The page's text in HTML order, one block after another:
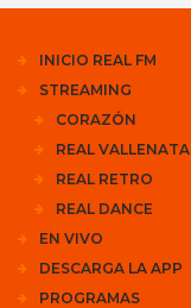
INICIO REAL FM
STREAMING
CORAZÓN
REAL VALLENATA
REAL RETRO
REAL DANCE
EN VIVO
DESCARGA LA APP
PROGRAMAS